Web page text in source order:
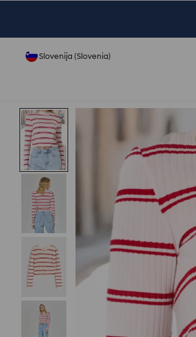
Slovenija (Slovenia)